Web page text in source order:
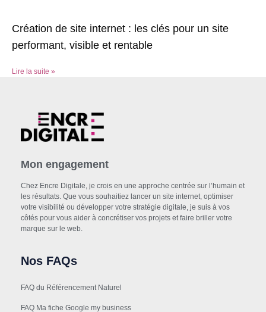
Création de site internet : les clés pour un site
performant, visible et rentable
Lire la suite »
Mon engagement
Chez Encre Digitale, je crois en une approche centrée sur l’humain et
les résultats. Que vous souhaitiez lancer un site internet, optimiser
votre visibilité ou développer votre stratégie digitale, je suis à vos
côtés pour vous aider à concrétiser vos projets et faire briller votre
marque sur le web.
Nos FAQs
FAQ du Référencement Naturel
FAQ Ma fiche Google my business